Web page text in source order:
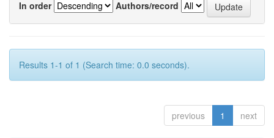
In order
Authors/record
Results 1-1 of 1 (Search time: 0.0 seconds).
previous 1 next